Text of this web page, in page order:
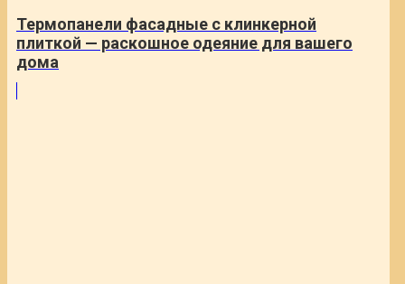
Термопанели фасадные с клинкерной
плиткой — раскошное одеяние для вашего
дома